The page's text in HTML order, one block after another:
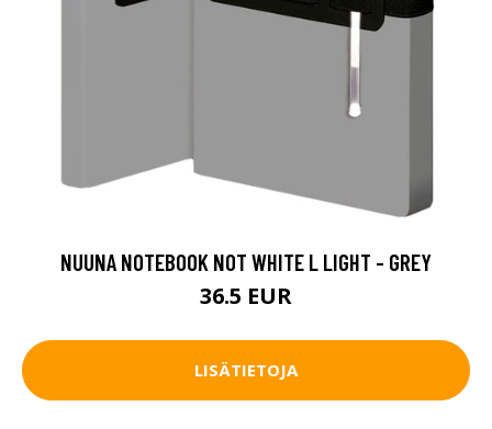
NUUNA NOTEBOOK NOT WHITE L LIGHT - GREY
36.5 EUR
LISÄTIETOJA